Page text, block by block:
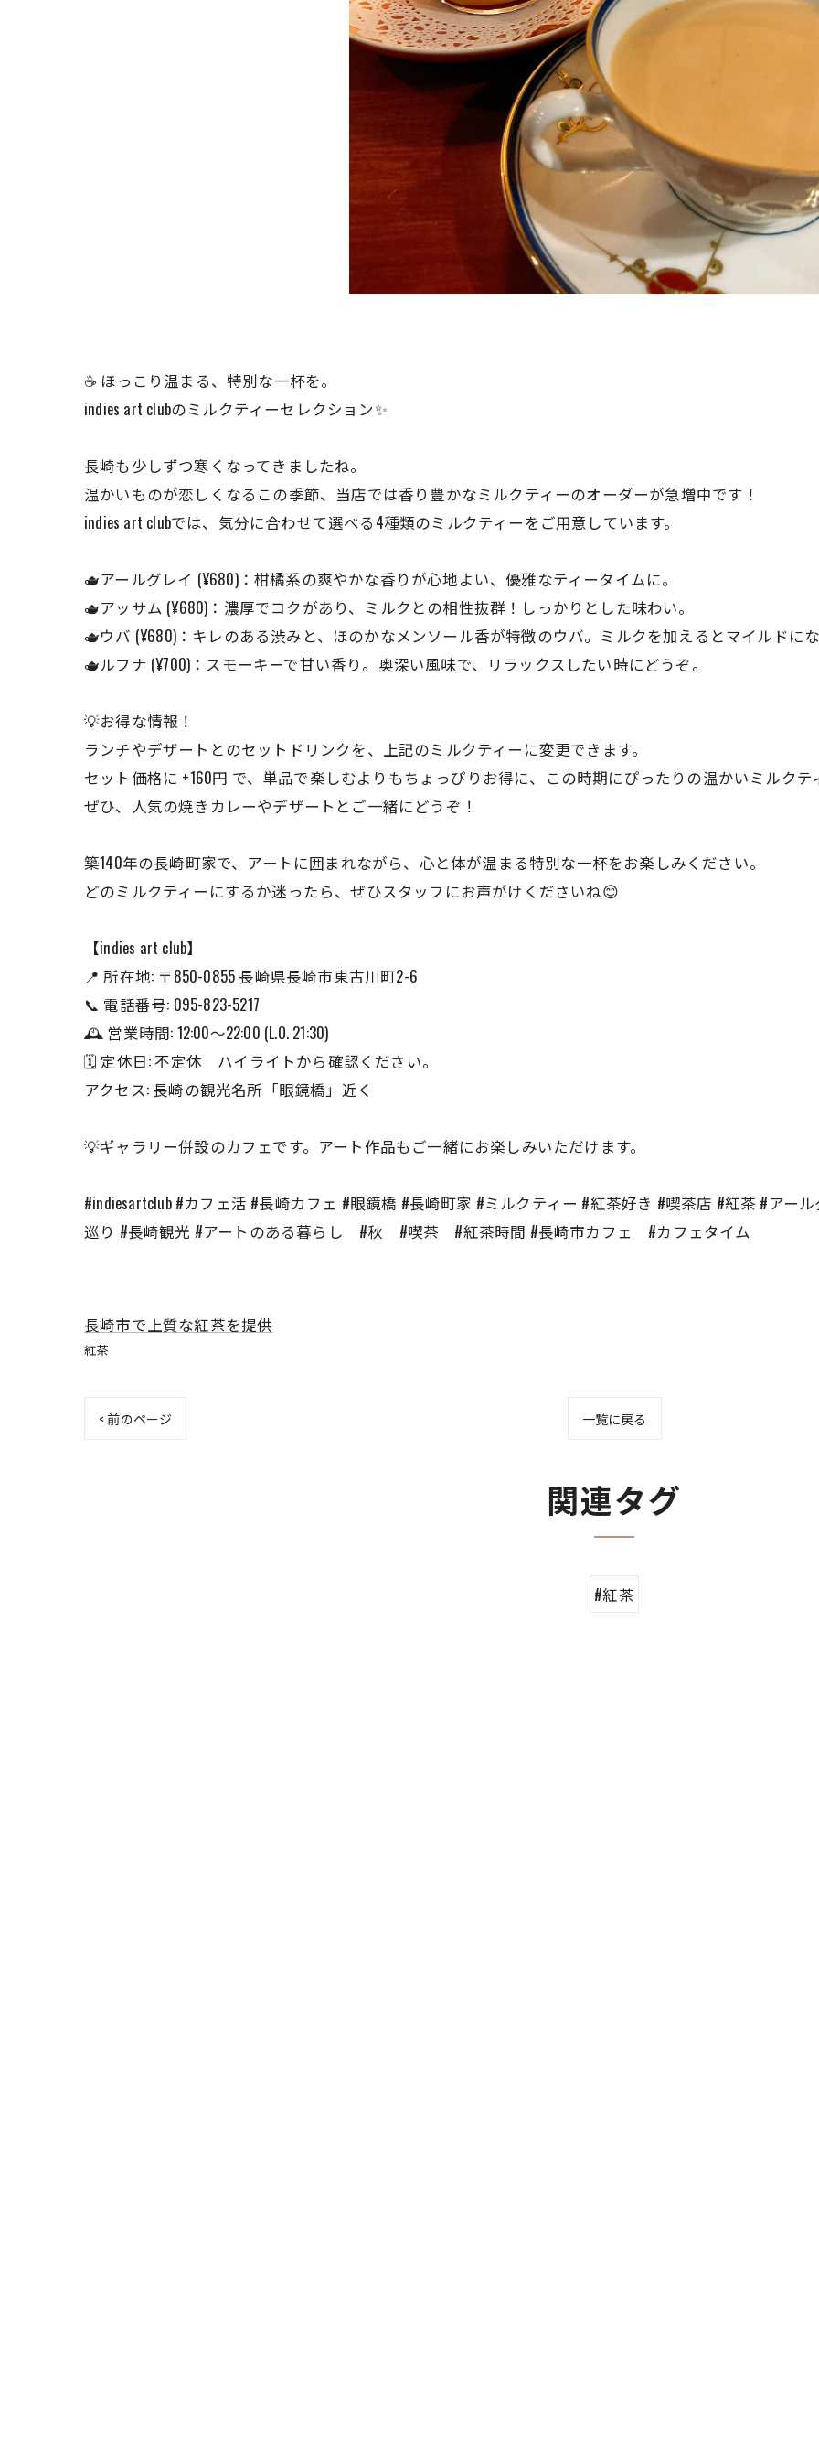
☕ ほっこり温まる、特別な一杯を。
indies art clubのミルクティーセレクション✨
長崎も少しずつ寒くなってきましたね。
温かいものが恋しくなるこの季節、当店では香り豊かなミルクティーのオーダーが急増中です！
indies art clubでは、気分に合わせて選べる4種類のミルクティーをご用意しています。
🫖アールグレイ (¥680)：柑橘系の爽やかな香りが心地よい、優雅なティータイムに。
🫖アッサム (¥680)：濃厚でコクがあり、ミルクとの相性抜群！しっかりとした味わい。
🫖ウバ (¥680)：キレのある渋みと、ほのかなメンソール香が特徴のウバ。ミルクを加えるとマイルドに
🫖ルフナ (¥700)：スモーキーで甘い香り。奥深い風味で、リラックスしたい時にどうぞ。
💡お得な情報！
ランチやデザートとのセットドリンクを、上記のミルクティーに変更できます。
セット価格に +160円 で、単品で楽しむよりもちょっぴりお得に、この時期にぴったりの温かいミルクテ
ぜひ、人気の焼きカレーやデザートとご一緒にどうぞ！
築140年の長崎町家で、アートに囲まれながら、心と体が温まる特別な一杯をお楽しみください。
どのミルクティーにするか迷ったら、ぜひスタッフにお声がけくださいね😊
【indies art club】
📍 所在地: 〒850-0855 長崎県長崎市東古川町2-6
📞 電話番号: 095-823-5217
🕰️ 営業時間: 12:00～22:00 (L.O. 21:30)
🗓️ 定休日: 不定休 ハイライトから確認ください。
アクセス: 長崎の観光名所「眼鏡橋」近く
💡ギャラリー併設のカフェです。アート作品もご一緒にお楽しみいただけます。
#indiesartclub #カフェ活 #長崎カフェ #眼鏡橋 #長崎町家 #ミルクティー #紅茶好き #喫茶店 #紅茶 #アー
巡り #長崎観光 #アートのある暮らし #秋 #喫茶 #紅茶時間 #長崎市カフェ #カフェタイム
長崎市で上質な紅茶を提供
紅茶
< 前のページ 一覧に戻る
関連タグ
#紅茶